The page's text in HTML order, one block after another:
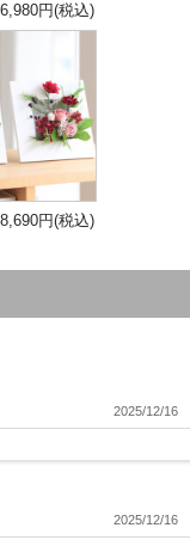
円(税込)
円(税込)
2025/12/16
2025/12/16